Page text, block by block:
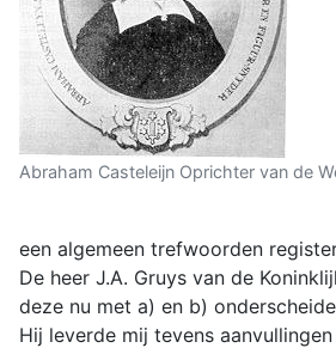
Abraham Casteleijn Oprichter van de
een algemeen trefwoorden
De heer J.A. Gruys van de
deze nu met a) en b)
Hij leverde mij tevens